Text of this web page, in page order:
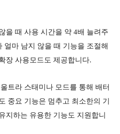
을 때 사용 시간을 약 4배 늘려주
얼마 남지 않을 때 기능을 조절해
장 사용모드도 제공합니다.
트라 스태미나 모드를 통해 배터
중요 기능은 멈추고 최소한의 기
지하는 유용한 기능도 지원합니